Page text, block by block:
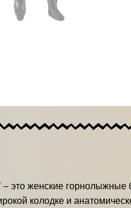
– это женские горнолыжные
колодке и